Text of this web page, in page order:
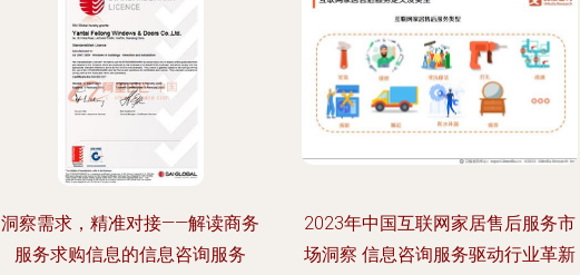
洞察需求，精准对接——解读商务
服务求购信息的信息咨询服务
2023年中国互联网家居售后服务市
场洞察 信息咨询服务驱动行业革新